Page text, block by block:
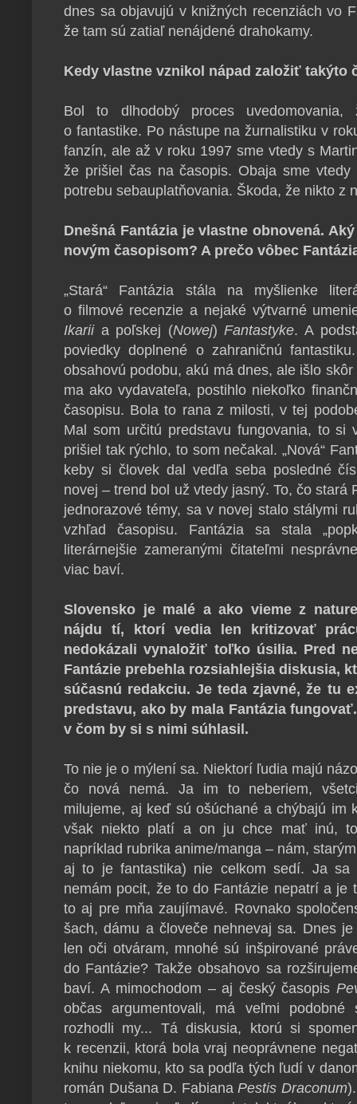
dnes sa objavujú v knižných recenziách vo
že tam sú zatiaľ nenájdené drahokamy.
Kedy vlastne vznikol nápad založiť takýto
Bol to dlhodobý proces uvedomovania,
o fantastike. Po nástupe na žurnalistiku v
fanzín, ale až v roku 1997 sme vtedy s
že prišiel čas na časopis. Obaja sme
potrebu sebauplatňovania. Škoda, že nikto z
Dnešná Fantázia je vlastne obnovená.
novým časopisom? A prečo vôbec
„Stará“ Fantázia stála na myšlienke
o filmové recenzie a nejaké výtvarné
Ikariia poľskej (Nowej) Fantastyke. A
poviedky doplnené o zahraničnú
obsahovú podobu, akú má dnes, ale išlo
ma ako vydavateľa, postihlo niekoľko
časopisu. Bola to rana z milosti, v tej
Mal som určitú predstavu fungovania, to si
prišiel tak rýchlo, to som nečakal. „Nová“
keby si človek dal vedľa seba posledné
novej – trend bol už vtedy jasný. To, čo stará
jednorazové témy, sa v novej stalo stálymi
vzhľad časopisu. Fantázia sa stala
literárnejšie zameranými čitateľmi
viac baví.
Slovensko je malé a ako vieme z
nájdu tí, ktorí vedia len kritizovať
nedokázali vynaložiť toľko úsilia. Pred
Fantázie prebehla rozsiahlejšia diskusia,
súčasnú redakciu. Je teda zjavné, že tu
predstavu, ako by mala Fantázia
v čom by si s nimi súhlasil.
To nie je o mýlení sa. Niektorí ľudia majú
čo nová nemá. Ja im to neberiem,
milujeme, aj keď sú ošúchané a chýbajú im
však niekto platí a on ju chce mať inú,
napríklad rubrika anime/manga – nám,
aj to je fantastika) nie celkom sedí. Ja
nemám pocit, že to do Fantázie nepatrí a je
to aj pre mňa zaujímavé. Rovnako
šach, dámu a človeče nehnevaj sa. Dnes
len oči otváram, mnohé sú inšpirované
do Fantázie? Takže obsahovo sa
baví. A mimochodom – aj český časopis
občas argumentovali, má veľmi
rozhodli my... Tá diskusia, ktorú si
k recenzii, ktorá bola vraj neoprávnene
knihu niekomu, kto sa podľa tých ľudí v
román Dušana D. Fabiana Pestis Draconum